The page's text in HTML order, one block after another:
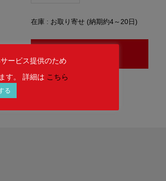
在庫 : お取り寄せ (納期約4～20日)
ービス提供のため
す。 詳細は こちら
る